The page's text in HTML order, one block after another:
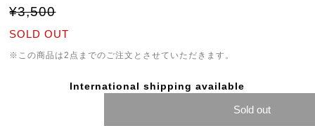
¥3,500
SOLD OUT
※この商品は2点までのご注文とさせていただきます。
International shipping available
Sold out